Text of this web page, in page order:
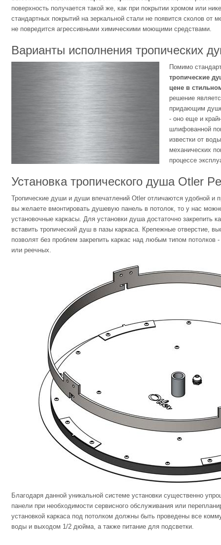
поверхность получается такой же, как при покрытии хромом или
стандартных покрытий на зеркальной стали не появится сколов от
не повредится агрессивными химическими моющими средствами.
Варианты исполнения тропических
Помимо
тропические
цене в
решение
придающим
- оно еще и
шлифованной
известки от
механических
процессе
Установка тропического душа Otler
Тропические души и души впечатлений Otler отличаются удобной и
вы желаете вмонтировать душевую панель в потолок, то у нас
установочные каркасы. Для установки душа достаточно закрепить
вставить тропический душ в пазы каркаса. Крепежные отверстие,
позволят без проблем закрепить каркас над любым типом потолков
или реечных.
Благодаря данной уникальной системе установки существенно
панели при необходимости сервисного обслуживания или
установкой каркаса под потолком должны быть проведены все
воды и выходом 1/2 дюйма, а также питание для подсветки.